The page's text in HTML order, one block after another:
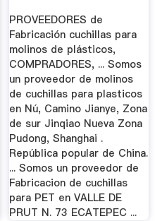
Plásticos |
PROVEEDORES de
Fabricación cuchillas para
molinos de plásticos,
COMPRADORES, ... Somos
un proveedor de molinos
de cuchillas para plasticos
en Nú, Camino Jianye, Zona
de sur Jinqiao Nueva Zona
Pudong, Shanghai .
República popular de China.
... Somos un proveedor de
Fabricacion de cuchillas
para PET en VALLE DE
PRUT N. 73 ECATEPEC ...